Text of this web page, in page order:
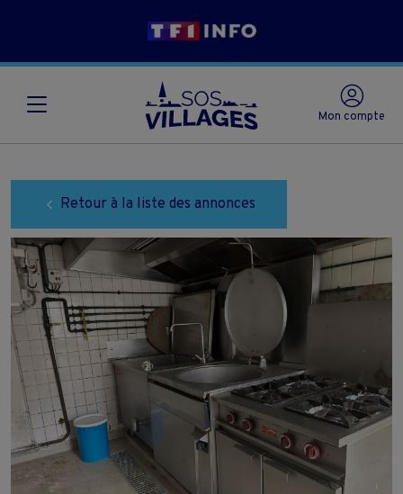
Mon compte
Retour à la liste des annonces